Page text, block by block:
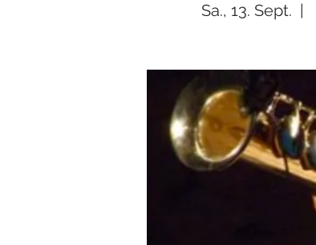
Sa., 13. Sept.
  |